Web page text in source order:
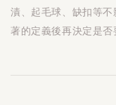
漬、起毛球、缺扣等
著的定義後再決定是否